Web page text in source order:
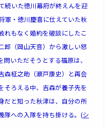
続いた徳川幕府が終えんを迎
軍・徳川慶喜に仕えていた秋
れもなく婚約を破談にしたこ
郎（岡山天音）から激しい怒
いただそうとする福原は、
森柾之助（瀬戸康史）と再会
そろえる中、吉森が養子先を
だと知った秋津は、自分の所
隊への入隊を持ち掛ける。(シ